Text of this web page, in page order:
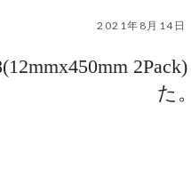
2021年8月14日
た。